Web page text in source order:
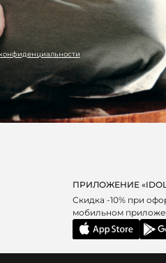
ПРИЛОЖЕНИЕ
Скидка -10% при
мобильном